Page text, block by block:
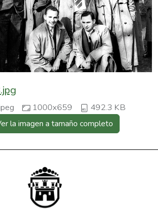
1000x659 492.3 KB
la imagen a tamaño completo